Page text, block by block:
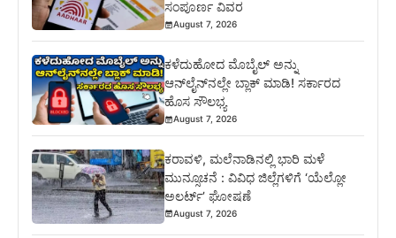
ಸಂಪೂರ್ಣ ವಿವರ
August 7, 2026
ಕಳೆದುಹೋದ ಮೊಬೈಲ್ ಅನ್ನು
ಆನ್‌ಲೈನ್‌ನಲ್ಲೇ ಬ್ಲಾಕ್ ಮಾಡಿ! ಸರ್ಕಾರದ
ಹೊಸ ಸೌಲಭ್ಯ
August 7, 2026
ಕರಾವಳಿ, ಮಲೆನಾಡಿನಲ್ಲಿ ಭಾರಿ ಮಳೆ
ಮುನ್ಸೂಚನೆ : ವಿವಿಧ ಜಿಲ್ಲೆಗಳಿಗೆ ‘ಯೆಲ್ಲೋ
ಅಲರ್ಟ್’ ಘೋಷಣೆ
August 7, 2026